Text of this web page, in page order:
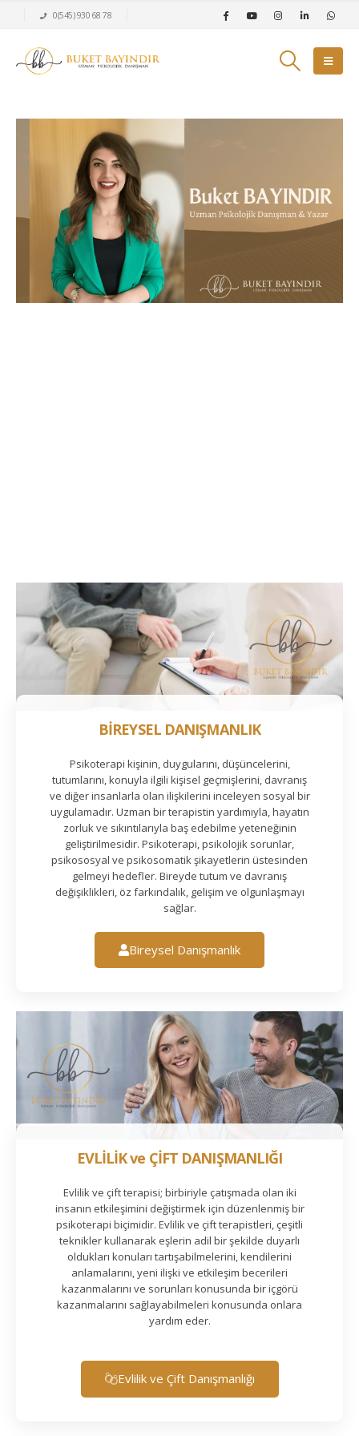
0(545) 930 68 78
BİREYSEL DANIŞMANLIK
Psikoterapi kişinin, duygularını, düşüncelerini,
tutumlarını, konuyla ilgili kişisel geçmişlerini, davranış
ve diğer insanlarla olan ilişkilerini inceleyen sosyal bir
uygulamadır. Uzman bir terapistin yardımıyla, hayatın
zorluk ve sıkıntılarıyla baş edebilme yeteneğinin
geliştirilmesidir. Psikoterapi, psikolojik sorunlar,
psikososyal ve psikosomatik şikayetlerin üstesinden
gelmeyi hedefler. Bireyde tutum ve davranış
değişiklikleri, öz farkındalık, gelişim ve olgunlaşmayı
sağlar.
Bireysel Danışmanlık
EVLİLİK ve ÇİFT DANIŞMANLIĞI
Evlilik ve çift terapisi; birbiriyle çatışmada olan iki
insanın etkileşimini değiştirmek için düzenlenmiş bir
psikoterapi biçimidir. Evlilik ve çift terapistleri, çeşitli
teknikler kullanarak eşlerin adil bir şekilde duyarlı
oldukları konuları tartışabilmelerini, kendilerini
anlamalarını, yeni ilişki ve etkileşim becerileri
kazanmalarını ve sorunları konusunda bir içgörü
kazanmalarını sağlayabilmeleri konusunda onlara
yardım eder.
Evlilik ve Çift Danışmanlığı